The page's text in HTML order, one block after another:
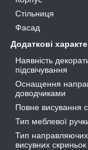
Стільниця
Фасад
Додаткові
Наявність
підсвічування
Оснащення
доводчиками
Повне висування
Тип меблевої
Тип
висувних скриньок